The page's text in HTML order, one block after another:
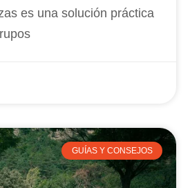
es una solución práctica
GUÍAS Y CONSEJOS